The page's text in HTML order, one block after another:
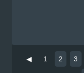
◀ 1 2 3